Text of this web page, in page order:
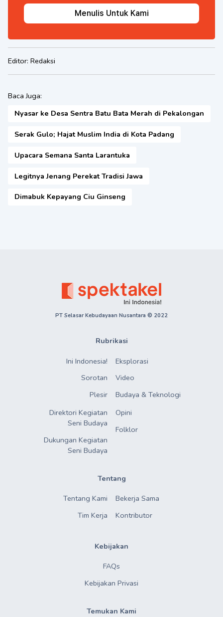
Menulis Untuk Kami
Editor: Redaksi
Baca Juga:
Nyasar ke Desa Sentra Batu Bata Merah di Pekalongan
Serak Gulo; Hajat Muslim India di Kota Padang
Upacara Semana Santa Larantuka
Legitnya Jenang Perekat Tradisi Jawa
Dimabuk Kepayang Ciu Ginseng
PT Selasar Kebudayaan Nusantara © 2022
Rubrikasi
Ini Indonesia!
Sorotan
Plesir
Direktori Kegiatan
Seni Budaya
Dukungan Kegiatan
Seni Budaya
Eksplorasi
Video
Budaya & Teknologi
Opini
Folklor
Tentang
Tentang Kami
Tim Kerja
Bekerja Sama
Kontributor
Kebijakan
FAQs
Kebijakan Privasi
Temukan Kami